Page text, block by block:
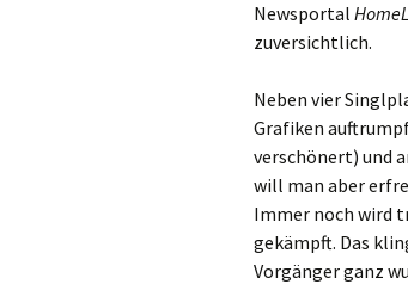
Newsportal
zuversichtlich.
Neben vier
Grafiken
verschönert) und
will man aber
Immer noch wird
gekämpft. Das
Vorgänger ganz